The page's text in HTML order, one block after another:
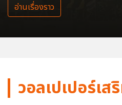
อ่านเรื่องราว
วอลเปเปอร์เส